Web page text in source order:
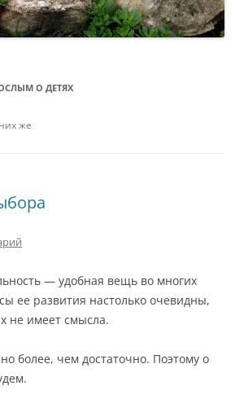
О ДЕТЯХ
же
— удобная вещь во многих
ее развития настолько очевидны,
не имеет смысла.
более, чем достаточно. Поэтому о